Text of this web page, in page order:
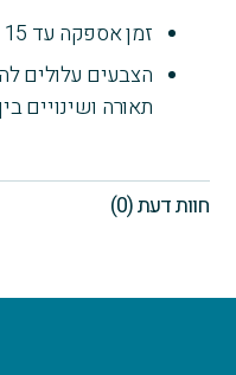
זמן אספקה עד 15 ימי עסקים
הצבעים עלולים
תאורה ושינויים
חוות דעת (0)